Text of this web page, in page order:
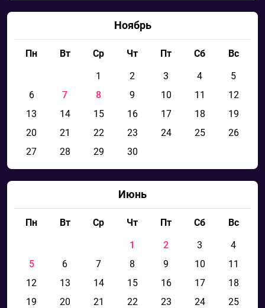
Ноябрь
Пн Вт Ср Чт Пт Сб
Вс
1
2 3 4
5
6
7 8 9 10 11
12
13
14 15 16 17 18
19
20
21 22 23 24 25
26
27
28 29 30
Июнь
Пн Вт Ср Чт Пт Сб
Вс
1
2 3
4
5
6 7 8 9 10
11
12
13 14 15 16 17
18
19
20 21 22 23 24
25